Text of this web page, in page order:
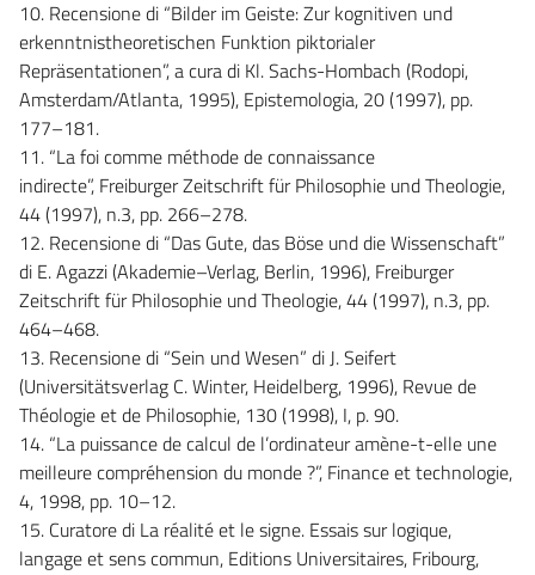
10. Recensione di “Bilder im Geiste: Zur kognitiven und
erkenntnistheoretischen Funktion piktorialer
Repräsentationen”, a cura di Kl. Sachs-Hombach (Rodopi,
Amsterdam/Atlanta, 1995), Epistemologia, 20 (1997), pp.
177–181.
11. “La foi comme méthode de connaissance
indirecte”, Freiburger Zeitschrift für Philosophie und Theologie,
44 (1997), n.3, pp. 266–278.
12. Recensione di “Das Gute, das Böse und die Wissenschaft”
di E. Agazzi (Akademie–Verlag, Berlin, 1996), Freiburger
Zeitschrift für Philosophie und Theologie, 44 (1997), n.3, pp.
464–468.
13. Recensione di “Sein und Wesen” di J. Seifert
(Universitätsverlag C. Winter, Heidelberg, 1996), Revue de
Théologie et de Philosophie, 130 (1998), I, p. 90.
14. “La puissance de calcul de l’ordinateur amène-t-elle une
meilleure compréhension du monde ?”, Finance et technologie,
4, 1998, pp. 10–12.
15. Curatore di La réalité et le signe. Essais sur logique,
langage et sens commun, Editions Universitaires, Fribourg,